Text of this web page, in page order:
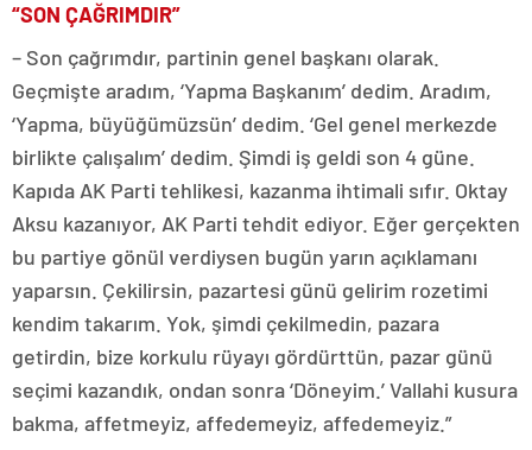
“SON ÇAĞRIMDIR”
– Son çağrımdır, partinin genel başkanı olarak.
Geçmişte aradım, ‘Yapma Başkanım’ dedim. Aradım,
‘Yapma, büyüğümüzsün’ dedim. ‘Gel genel merkezde
birlikte çalışalım’ dedim. Şimdi iş geldi son 4 güne.
Kapıda AK Parti tehlikesi, kazanma ihtimali sıfır. Oktay
Aksu kazanıyor, AK Parti tehdit ediyor. Eğer gerçekten
bu partiye gönül verdiysen bugün yarın açıklamanı
yaparsın. Çekilirsin, pazartesi günü gelirim rozetimi
kendim takarım. Yok, şimdi çekilmedin, pazara
getirdin, bize korkulu rüyayı gördürttün, pazar günü
seçimi kazandık, ondan sonra ‘Döneyim.’ Vallahi kusura
bakma, affetmeyiz, affedemeyiz, affedemeyiz.”